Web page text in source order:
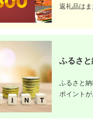
出典：ふるなび
＼水揚げ次第順次出荷
／北海道 江差前浜産
生うに
ク）【無添加・みょう
ばん不使用】令和8
年 江差産天然キタム
ラサキウニ 日本海熊
石産海洋深層水 塩水
ウニ 素材を生かした
自然の味 国産うに
雲丹 100グラムパッ
ク個包装
円
焼うに
丹 海鮮 魚
ウニ丼 パ
寄付金額:
返礼品は
ふるさと
ふるさと
ポイント